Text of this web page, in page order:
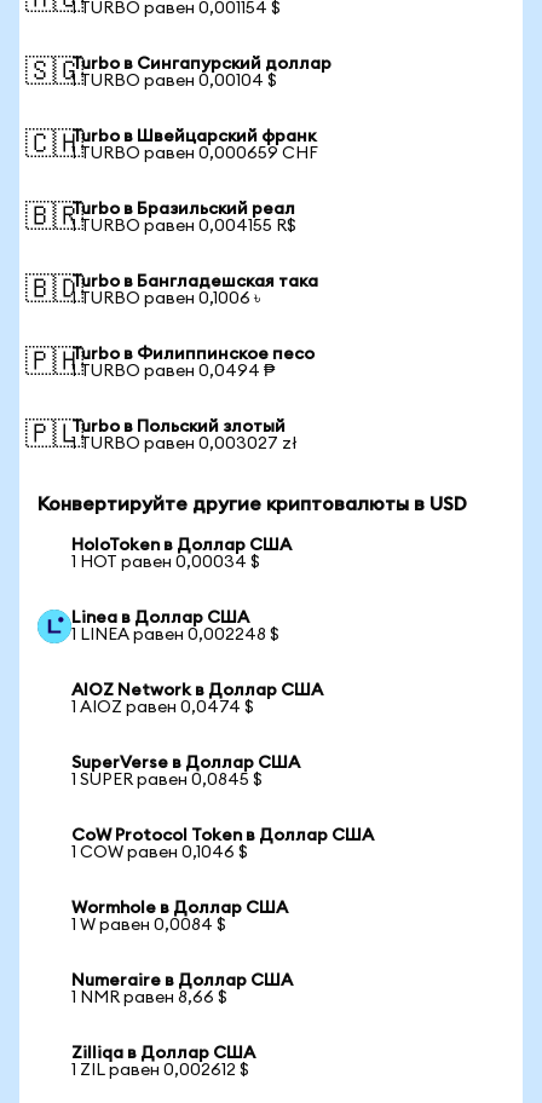
1 TURBO равен 0,001154 $
🇸🇬Turbo в Сингапурский доллар
1 TURBO равен 0,00104 $
🇨🇭Turbo в Швейцарский франк
1 TURBO равен 0,000659 CHF
🇧🇷Turbo в Бразильский реал
1 TURBO равен 0,004155 R$
🇧🇩Turbo в Бангладешская така
1 TURBO равен 0,1006 ৳
🇵🇭Turbo в Филиппинское песо
1 TURBO равен 0,0494 ₱
🇵🇱Turbo в Польский злотый
1 TURBO равен 0,003027 zł
Конвертируйте другие криптовалюты в USD
HoloToken в Доллар США
1 HOT равен 0,00034 $
Linea в Доллар США
1 LINEA равен 0,002248 $
AIOZ Network в Доллар США
1 AIOZ равен 0,0474 $
SuperVerse в Доллар США
1 SUPER равен 0,0845 $
CoW Protocol Token в Доллар США
1 COW равен 0,1046 $
Wormhole в Доллар США
1 W равен 0,0084 $
Numeraire в Доллар США
1 NMR равен 8,66 $
Zilliqa в Доллар США
1 ZIL равен 0,002612 $